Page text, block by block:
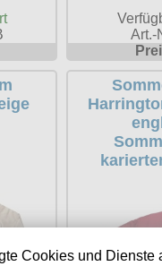
Art.-
Cookies und Dienste